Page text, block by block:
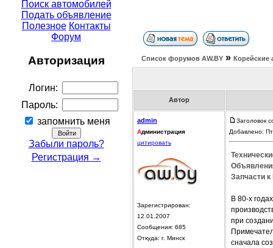
Поиск автомобилей
Подать объявление
Полезное Контакты
Форум
Авторизация
Логин:
Пароль:
запомнить меня
Забыли пароль?
Регистрация →
Список форумов АW.BY » Корейские
Автор
admin
Администрация
цитировать
Зарегистрирован:
12.01.2007
Сообщения: 685
Откуда: г. Минск
Заголовок
Добавлено:
Запчасти к
В 80-х
при
сначала